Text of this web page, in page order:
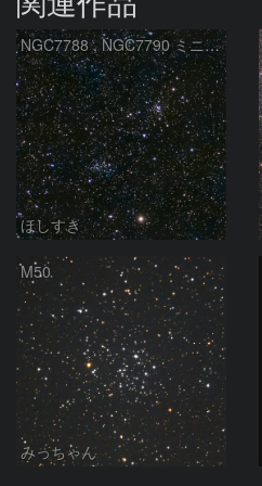
NGC7788 , NGC7790 ミニ二重星団
ほしすき
M50
みっちゃん